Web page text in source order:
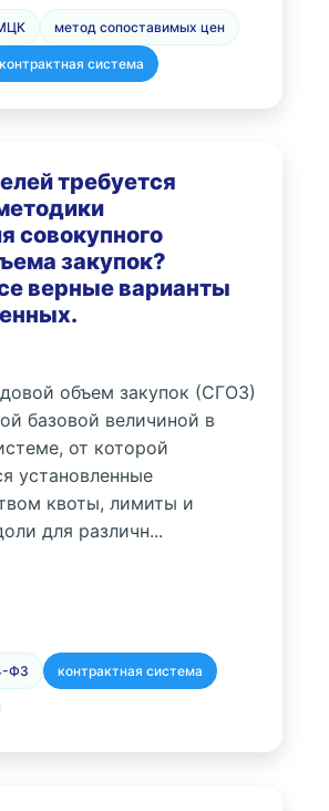
метод сопоставимых цен
контрактная система
требуется
совокупного
закупок?
верные варианты
объем закупок (СГОЗ)
базовой величиной в
от которой
установленные
квоты, лимиты и
для различн...
ФЗ контрактная система